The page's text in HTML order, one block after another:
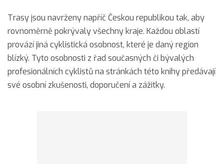
Trasy jsou navrženy napříč Českou republikou tak, aby
rovnoměrně pokrývaly všechny kraje. Každou oblastí
provází jiná cyklistická osobnost, které je daný region
blízký. Tyto osobnosti z řad současných či bývalých
profesionálních cyklistů na stránkách této knihy předávají
své osobní zkušenosti, doporučení a zážitky.